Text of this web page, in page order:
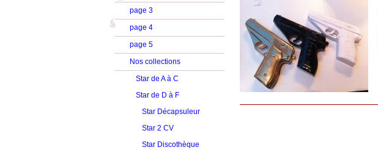
page 3
page 4
page 5
Nos collections
Star de A à C
Star de D à F
Star Décapsuleur
Star 2 CV
Star Discothèque